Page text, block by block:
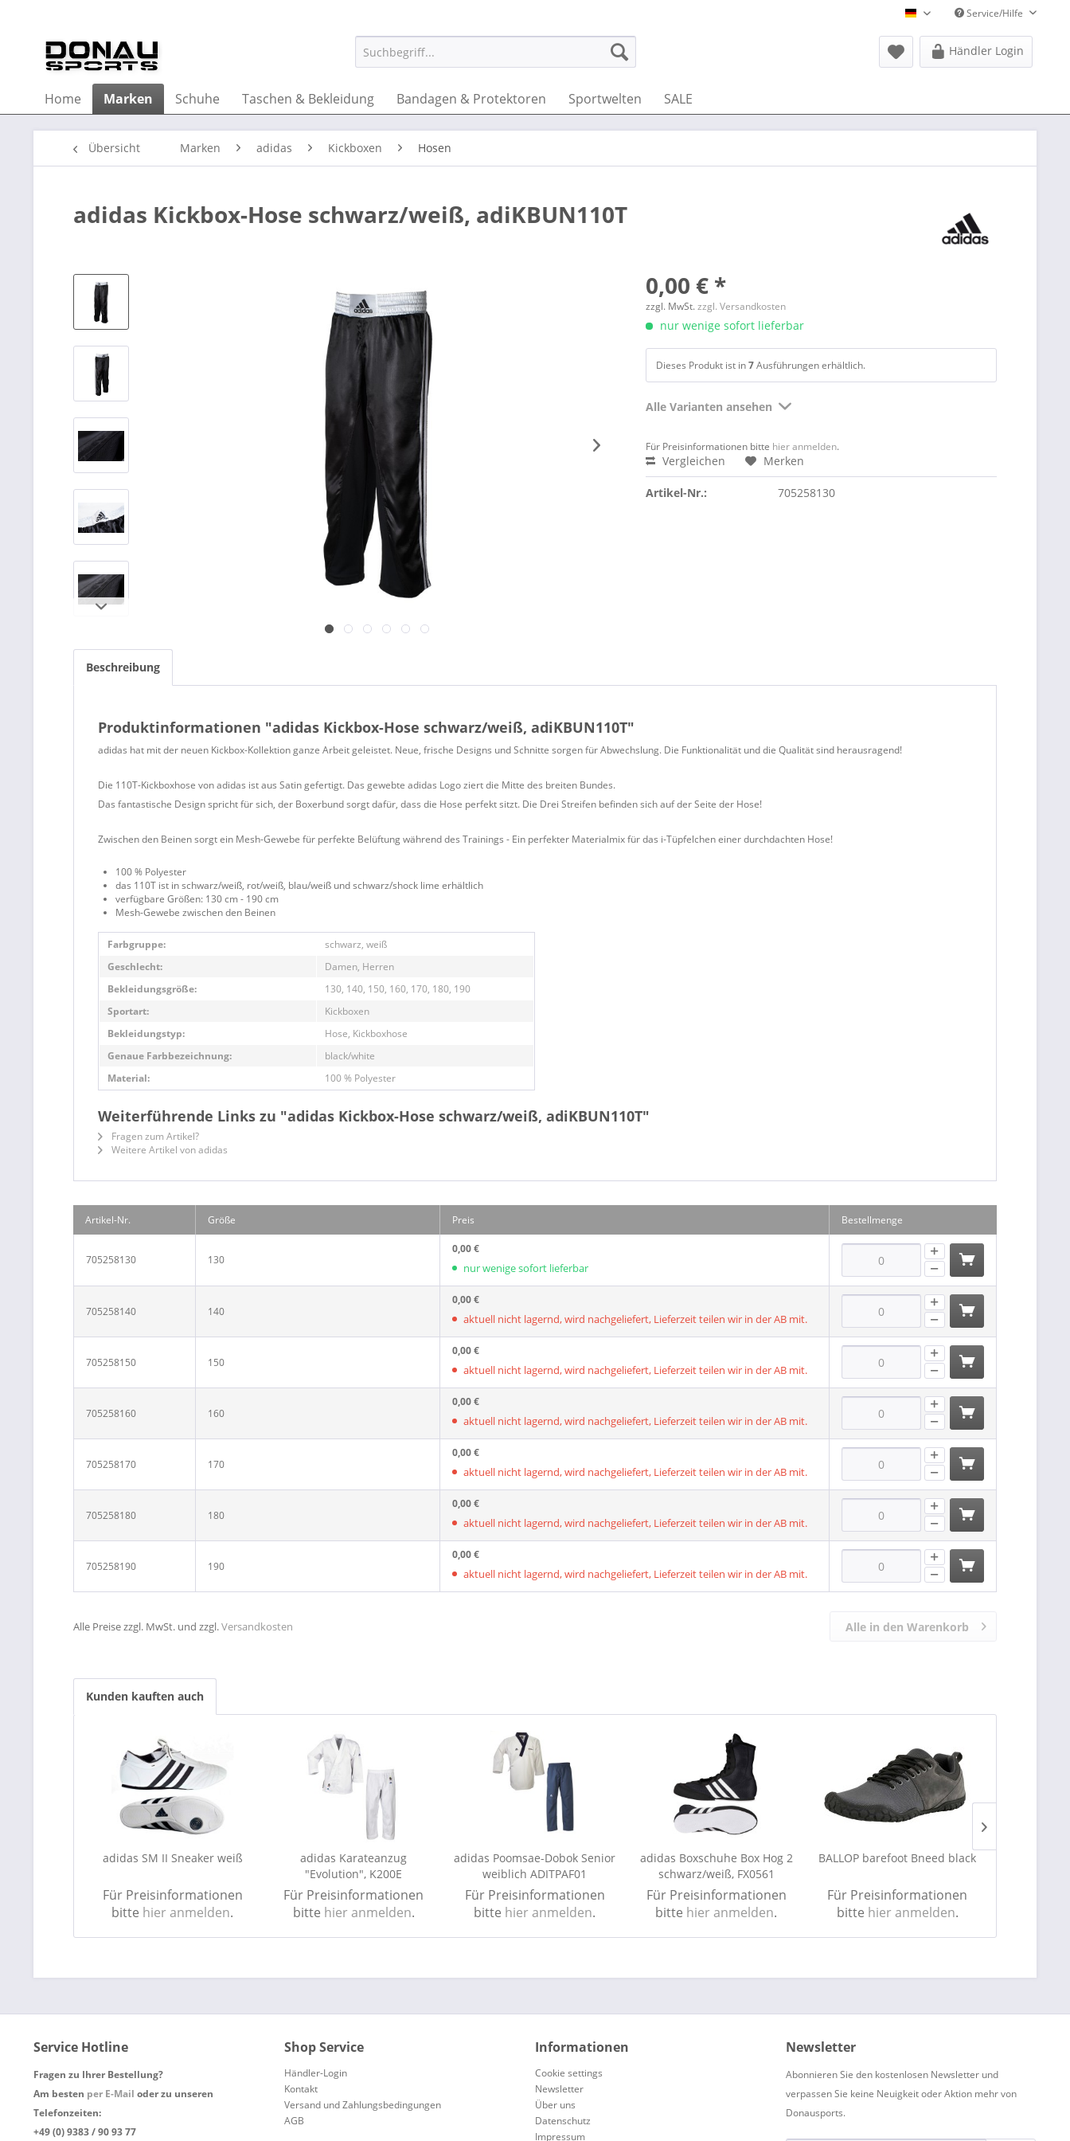
Donausports Deutsch
Service/Hilfe
Händler Login
Home Marken Schuhe Taschen & Bekleidung Bandagen & Protektoren Sportwelten SALE
Übersicht Marken adidas Kickboxen Hosen
adidas Kickbox-Hose schwarz/weiß, adiKBUN110T
0,00 € *
zzgl. MwSt.zzgl. Versandkosten
nur wenige sofort lieferbar
Dieses Produkt ist in7Ausführungen erhältlich.
Alle Varianten ansehen
Für Preisinformationen bitte hier anmelden.
Vergleichen Merken
Artikel-Nr.: 705258130
Beschreibung
Produktinformationen "adidas Kickbox-Hose schwarz/weiß, adiKBUN110T"
adidas hat mit der neuen Kickbox-Kollektion ganze Arbeit geleistet. Neue, frische Designs und Schnitte sorgen für Abwechslung. Die Funktionalität und die Qualität sind herausragend!
Die 110T-Kickboxhose von adidas ist aus Satin gefertigt. Das gewebte adidas Logo ziert die Mitte des breiten Bundes.
Das fantastische Design spricht für sich, der Boxerbund sorgt dafür, dass die Hose perfekt sitzt. Die Drei Streifen befinden sich auf der Seite der Hose!
Zwischen den Beinen sorgt ein Mesh-Gewebe für perfekte Belüftung während des Trainings - Ein perfekter Materialmix für das i-Tüpfelchen einer durchdachten Hose!
100 % Polyester
das 110T ist in schwarz/weiß, rot/weiß, blau/weiß und schwarz/shock lime erhältlich
verfügbare Größen: 130 cm - 190 cm
Mesh-Gewebe zwischen den Beinen
Farbgruppe:
schwarz, weiß
Geschlecht:
Damen, Herren
Bekleidungsgröße:
130, 140, 150, 160, 170, 180, 190
Sportart:
Kickboxen
Bekleidungstyp:
Hose, Kickboxhose
Genaue Farbbezeichnung:
black/white
Material:
100 % Polyester
Weiterführende Links zu "adidas Kickbox-Hose schwarz/weiß, adiKBUN110T"
Fragen zum Artikel?
Weitere Artikel von adidas
Artikel-Nr. Größe Preis Bestellmenge
705258130 130
0,00 €
nur wenige sofort lieferbar
705258140 140
0,00 €
aktuell nicht lagernd, wird nachgeliefert, Lieferzeit teilen wir in der AB mit.
705258150 150
0,00 €
aktuell nicht lagernd, wird nachgeliefert, Lieferzeit teilen wir in der AB mit.
705258160 160
0,00 €
aktuell nicht lagernd, wird nachgeliefert, Lieferzeit teilen wir in der AB mit.
705258170 170
0,00 €
aktuell nicht lagernd, wird nachgeliefert, Lieferzeit teilen wir in der AB mit.
705258180 180
0,00 €
aktuell nicht lagernd, wird nachgeliefert, Lieferzeit teilen wir in der AB mit.
705258190 190
0,00 €
aktuell nicht lagernd, wird nachgeliefert, Lieferzeit teilen wir in der AB mit.
Alle Preise zzgl. MwSt. und zzgl.Versandkosten Alle in den Warenkorb
Kunden kauften auch
adidas SM II Sneaker weiß
Für Preisinformationen
bitte hier anmelden.
adidas Karateanzug
"Evolution", K200E
Für Preisinformationen
bitte hier anmelden.
adidas Poomsae-Dobok Senior
weiblich ADITPAF01
Für Preisinformationen
bitte hier anmelden.
adidas Boxschuhe Box Hog 2
schwarz/weiß, FX0561
Für Preisinformationen
bitte hier anmelden.
BALLOP barefoot Bneed black
Für Preisinformationen
bitte hier anmelden.
Service Hotline
Fragen zu Ihrer Bestellung?
Am besten per E-Mail oder zu unseren
Telefonzeiten:
+49 (0) 9383 / 90 93 77
Shop Service
Händler-Login
Kontakt
Versand und Zahlungsbedingungen
AGB
Informationen
Cookie settings
Newsletter
Über uns
Datenschutz
Impressum
Newsletter
Abonnieren Sie den kostenlosen Newsletter und
verpassen Sie keine Neuigkeit oder Aktion mehr von
Donausports.